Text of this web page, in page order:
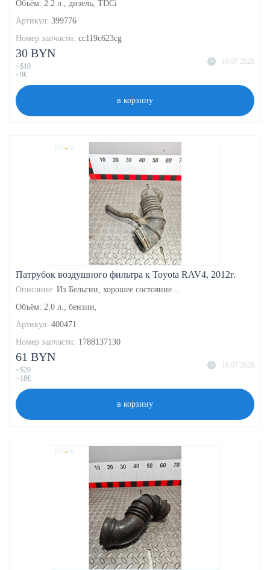
Объём: 2.2 л., дизель, TDCi
Артикул: 399776
Номер запчасти: cc119c623cg
10.07.2026
30 BYN
~$10
~9€
в корзину
Патрубок воздушного фильтра к Toyota RAV4, 2012г.
Описание: Из Бельгии, хорошее состояние ..
Объём: 2.0 л., бензин,
Артикул: 400471
Номер запчасти: 1788137130
16.07.2026
61 BYN
~$20
~18€
в корзину